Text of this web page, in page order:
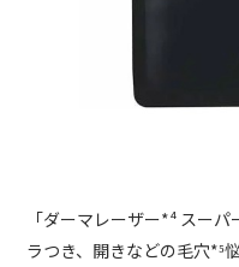
「ダーマレーザー*⁴ スー
ラつき、開きなどの毛穴*⁵